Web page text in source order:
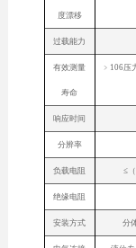
度漂移
过载能力
有效测量
寿命
响应时间
分辨率
负载电阻 ≤
绝缘电阻
安装方式 分